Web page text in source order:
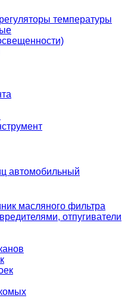
температуры
автомобильный
масляного фильтра
отпугиватели